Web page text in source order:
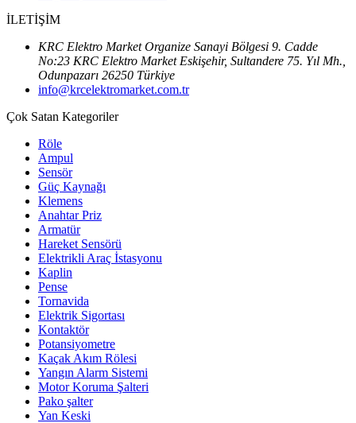
İLETİŞİM
KRC Elektro Market Organize Sanayi Bölgesi 9. Cadde
No:23 KRC Elektro Market Eskişehir, Sultandere 75. Yıl Mh.,
Odunpazarı 26250 Türkiye
info@krcelektromarket.com.tr
Çok Satan Kategoriler
Röle
Ampul
Sensör
Güç Kaynağı
Klemens
Anahtar Priz
Armatür
Hareket Sensörü
Elektrikli Araç İstasyonu
Kaplin
Pense
Tornavida
Elektrik Sigortası
Kontaktör
Potansiyometre
Kaçak Akım Rölesi
Yangın Alarm Sistemi
Motor Koruma Şalteri
Pako şalter
Yan Keski